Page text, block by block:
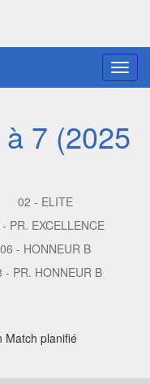
7 (2025
02 - ELITE
PR. EXCELLENCE
06 - HONNEUR B
- PR. HONNEUR B
Match planifié